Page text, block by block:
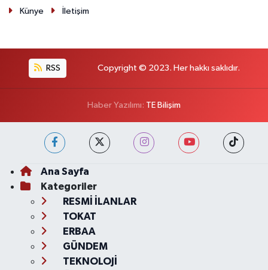
Künye İletişim
RSS Copyright © 2023. Her hakkı saklıdır.
Haber Yazılımı: TE Bilişim
Ana Sayfa
Kategoriler
RESMİ İLANLAR
TOKAT
ERBAA
GÜNDEM
TEKNOLOJİ